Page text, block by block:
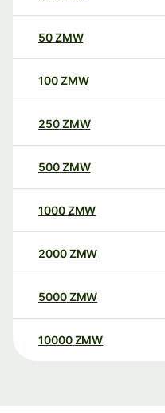
50ZMW
100ZMW
250ZMW
500ZMW
1000ZMW
2000ZMW
5000ZMW
10000 ZMW